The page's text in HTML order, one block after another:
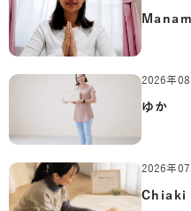
2026年08
ゆか
2026年07
Chiaki